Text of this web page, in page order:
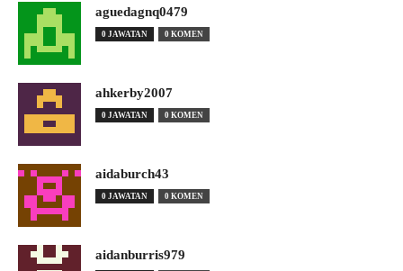
aguedagnq0479
0 JAWATAN 0 KOMEN
ahkerby2007
0 JAWATAN 0 KOMEN
aidaburch43
0 JAWATAN 0 KOMEN
aidanburris979